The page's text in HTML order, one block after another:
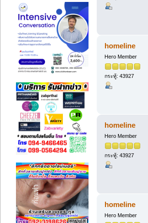
homeline
Hero Member
กระทู้: 43927
homeline
Hero Member
กระทู้: 43927
homeline
Hero Member